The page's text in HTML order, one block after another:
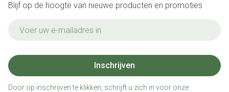
Blijf op de hoogte van nieuwe producten en promoties
Inschrijven
Door op inschrijven te klikken, schrijft u zich in voor onze